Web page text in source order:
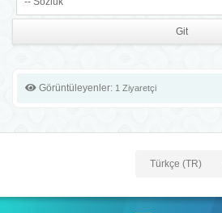
Görüntüleyenler: 1 Ziyaretçi